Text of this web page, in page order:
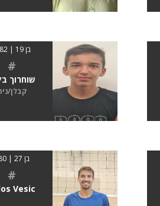
בן 19 | 1.82
#
שוחרוך
קבלן/
בן 27 | 180
#
Vesic